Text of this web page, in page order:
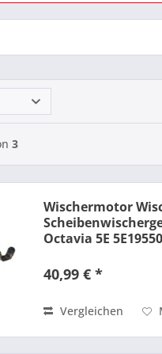
3
Wischermotor
Octavia 5E
40,99 € *
Vergleichen